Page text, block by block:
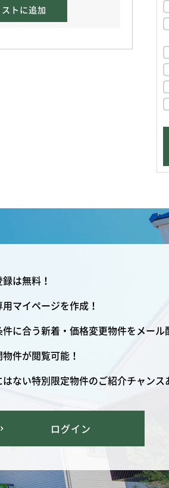
トに追加
は無料！
マイページを作成！
に合う新着・価格変更物件をメール
件が閲覧可能！
ない特別限定物件のご紹介チャンス
ログイン